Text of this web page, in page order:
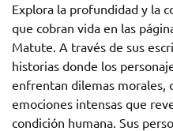
Explora la profundidad y la
que cobran vida en las
Matute. A través de sus
historias donde los
enfrentan dilemas morales,
emociones intensas que
condición humana. Sus